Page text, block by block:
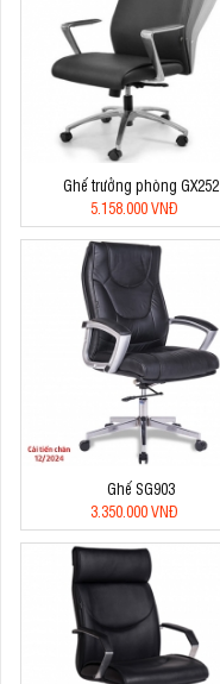
Ghế trưởng phòng GX252
5.158.000 VNĐ
Ghế SG903
3.350.000 VNĐ